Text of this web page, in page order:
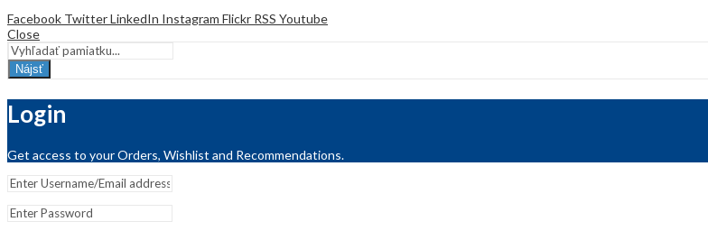
Facebook TwitterLinkedIn Instagram Flickr RSS Youtube
Close
Nájsť
Login
Get access to your Orders, Wishlist and Recommendations.